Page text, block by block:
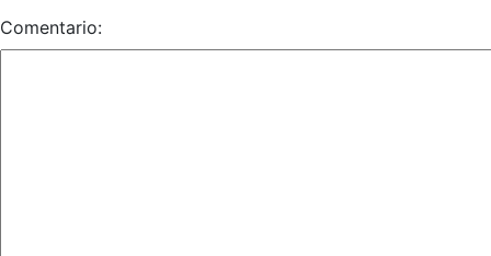
Comentario: